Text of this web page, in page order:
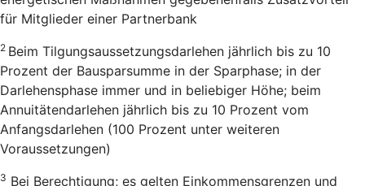
für Mitglieder einer Partnerbank
2 Beim Tilgungsaussetzungsdarlehen jährlich bis zu 10
Prozent der Bausparsumme in der Sparphase; in der
Darlehensphase immer und in beliebiger Höhe; beim
Annuitätendarlehen jährlich bis zu 10 Prozent vom
Anfangsdarlehen (100 Prozent unter weiteren
Voraussetzungen)
3 Bei Berechtigung; es gelten Einkommensgrenzen und